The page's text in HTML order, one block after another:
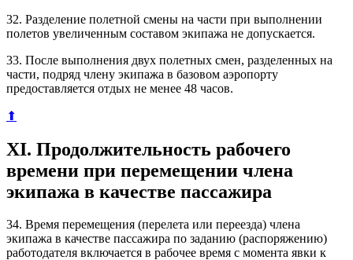
32. Разделение полетной смены на части при выполнении
полетов увеличенным составом экипажа не допускается.
33. После выполнения двух полетных смен, разделенных на
части, подряд члену экипажа в базовом аэропорту
предоставляется отдых не менее 48 часов.
⬆
XI. Продолжительность рабочего
времени при перемещении члена
экипажа в качестве пассажира
34. Время перемещения (перелета или переезда) члена
экипажа в качестве пассажира по заданию (распоряжению)
работодателя включается в рабочее время с момента явки к